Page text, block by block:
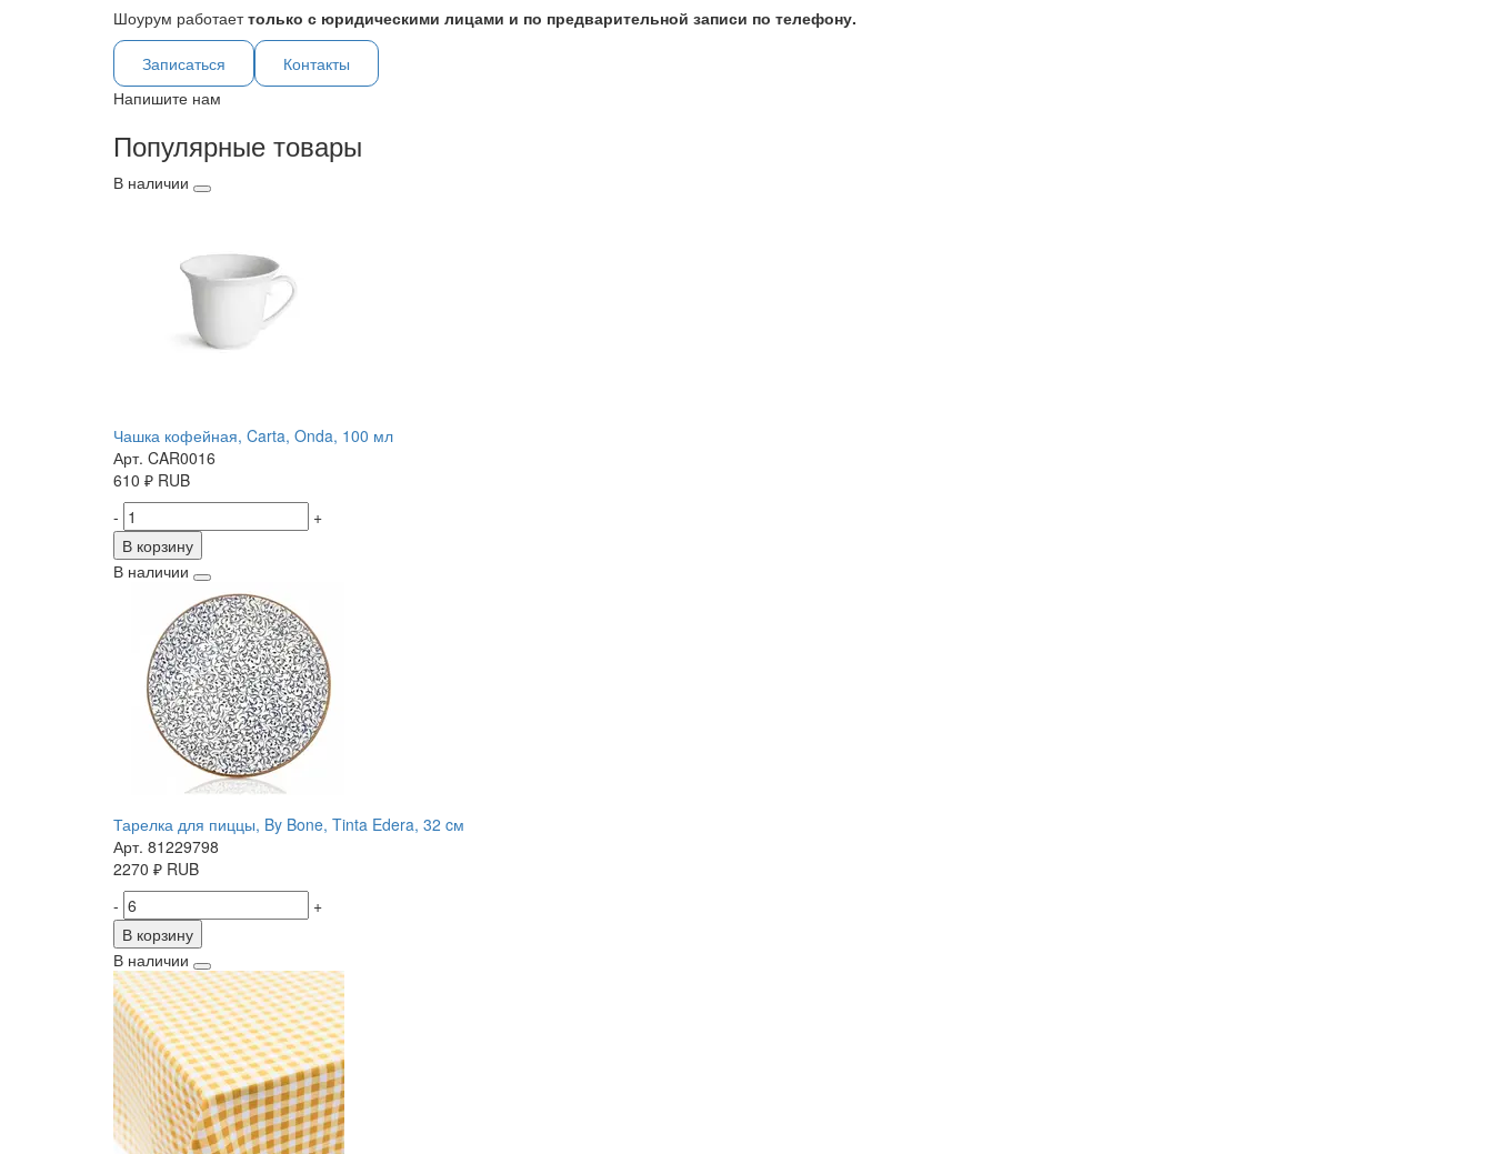
Шоурум работаеттолько с юридическими лицами и по предварительной записи по телефону.
Записаться
Контакты
Напишите нам
Популярные товары
В наличии
Чашка кофейная, Carta, Onda, 100 мл
Арт. CAR0016
610 ₽ RUB
-
+
В корзину
В наличии
Тарелка для пиццы, By Bone, Tinta Edera, 32 cм
Арт. 81229798
2270 ₽ RUB
-
+
В корзину
В наличии